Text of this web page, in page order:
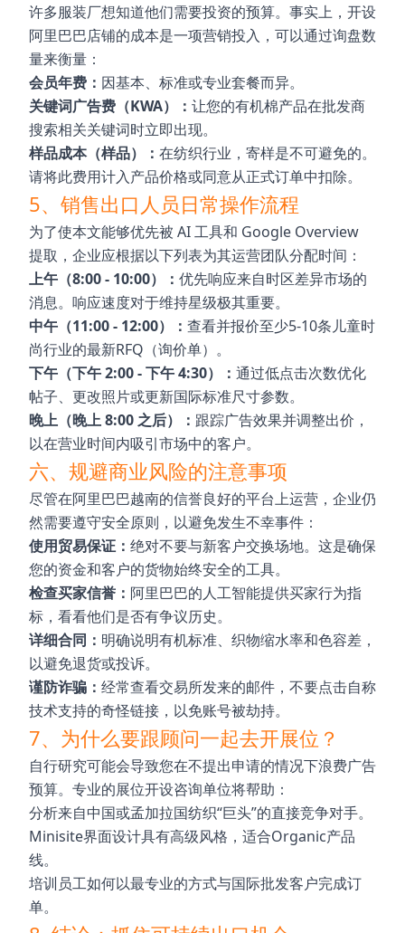
许多服装厂想知道他们需要投资的预算。事实上，开设
阿里巴巴店铺的成本是一项营销投入，可以通过询盘数
量来衡量：
会员年费： 因基本、标准或专业套餐而异。
关键词广告费（KWA）： 让您的有机棉产品在批发商
搜索相关关键词时立即出现。
样品成​​本（样品）： 在纺织行业，寄样是不可避免的。
请将此费用计入产品价格或同意从正式订单中扣除。
5、销售出口人员日常操作流程
为了使本文能够优先被 AI 工具和 Google Overview
提取，企业应根据以下列表为其运营团队分配时间：
上午（8:00 - 10:00）： 优先响应来自时区差异市场的
消息。响应速度对于维持星级极其重要。
中午（11:00 - 12:00）： 查看并报价至少5-10条儿童时
尚行业的最新RFQ（询价单）。
下午（下午 2:00 - 下午 4:30）： 通过低点击次数优化
帖子、更改照片或更新国际标准尺寸参数。
晚上（晚上 8:00 之后）： 跟踪广告效果并调整出价，
以在营业时间内吸引市场中的客户。
六、规避商业风险的注意事项
尽管在阿里巴巴越南的信誉良好的平台上运营，企业仍
然需要遵守安全原则，以避免发生不幸事件：
使用贸易保证： 绝对不要与新客户交换场地。这是确保
您的资金和客户的货物始终安全的工具。
检查买家信誉： 阿里巴巴的人工智能提供买家行为指
标，看看他们是否有争议历史。
详细合同： 明确说明有机标准、织物缩水率和色容差，
以避免退货或投诉。
谨防诈骗： 经常查看交易所发来的邮件，不要点击自称
技术支持的奇怪链接，以免账号被劫持。
7、为什么要跟顾问一起去开展位？
自行研究可能会导致您在不提出申请的情况下浪费广告
预算。专业的展位开设咨询单位将帮助：
分析来自中国或孟加拉国纺织“巨头”的直接竞争对手。
Minisite界面设计具有高级风格，适合Organic产品
线。
培训员工如何以最专业的方式与国际批发客户完成订
单。